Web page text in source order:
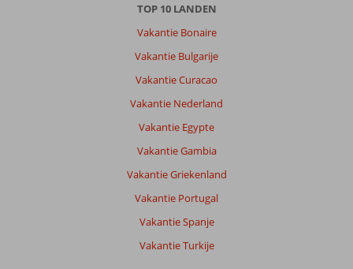
TOP 10 LANDEN
Vakantie Bonaire
Vakantie Bulgarije
Vakantie Curacao
Vakantie Nederland
Vakantie Egypte
Vakantie Gambia
Vakantie Griekenland
Vakantie Portugal
Vakantie Spanje
Vakantie Turkije